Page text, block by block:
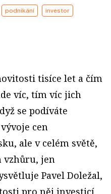
podnikání investor
tisíce let a čím
víc, tím víc jich
se podíváte
cen
ale v celém světě,
vzhůru, jen
Pavel Doležal,
pro něj investicí